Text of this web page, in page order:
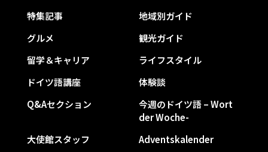
特集記事
地域別ガイド
グルメ
観光ガイド
留学＆キャリア
ライフスタイル
ドイツ語講座
体験談
Q&Aセクション
今週のドイツ語 – Wort
der Woche-
大使館スタッフ
Adventskalender